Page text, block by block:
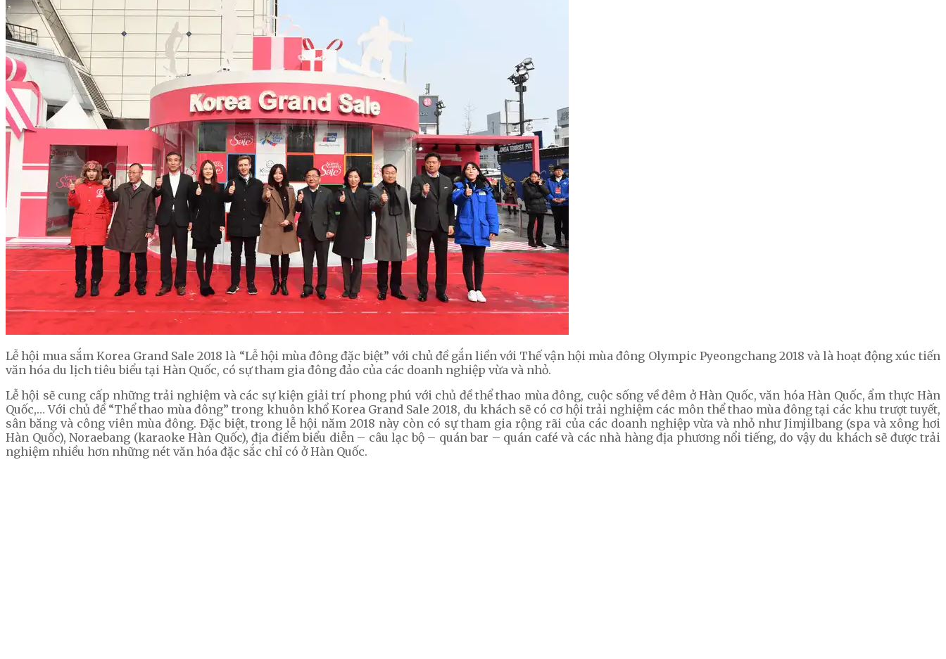
Lễ hội mua sắm Korea Grand Sale 2018 là “Lễ hội mùa đông đặc biệt” với chủ đề gắn liền với Thế vận hội mùa đông Olympic Pyeongchang 2018 và là hoạt động xúc tiến
văn hóa du lịch tiêu biểu tại Hàn Quốc, có sự tham gia đông đảo của các doanh nghiệp vừa và nhỏ.
Lễ hội sẽ cung cấp những trải nghiệm và các sự kiện giải trí phong phú với chủ đề thể thao mùa đông, cuộc sống về đêm ở Hàn Quốc, văn hóa Hàn Quốc, ẩm thực Hàn
Quốc,… Với chủ đề “Thể thao mùa đông” trong khuôn khổ Korea Grand Sale 2018, du khách sẽ có cơ hội trải nghiệm các môn thể thao mùa đông tại các khu trượt tuyết,
sân băng và công viên mùa đông. Đặc biệt, trong lễ hội năm 2018 này còn có sự tham gia rộng rãi của các doanh nghiệp vừa và nhỏ như Jimjilbang (spa và xông hơi
Hàn Quốc), Noraebang (karaoke Hàn Quốc), địa điểm biểu diễn – câu lạc bộ – quán bar – quán café và các nhà hàng địa phương nổi tiếng, do vậy du khách sẽ được trải
nghiệm nhiều hơn những nét văn hóa đặc sắc chỉ có ở Hàn Quốc.